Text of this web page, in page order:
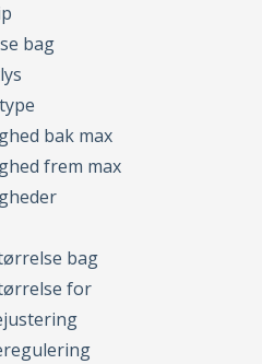
bag
bak max
frem max
bag
for